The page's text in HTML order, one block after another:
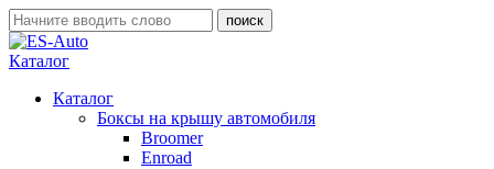
Каталог
Каталог
Боксы на крышу автомобиля
Broomer
Enroad